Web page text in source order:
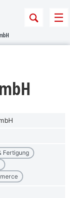
Fertigung